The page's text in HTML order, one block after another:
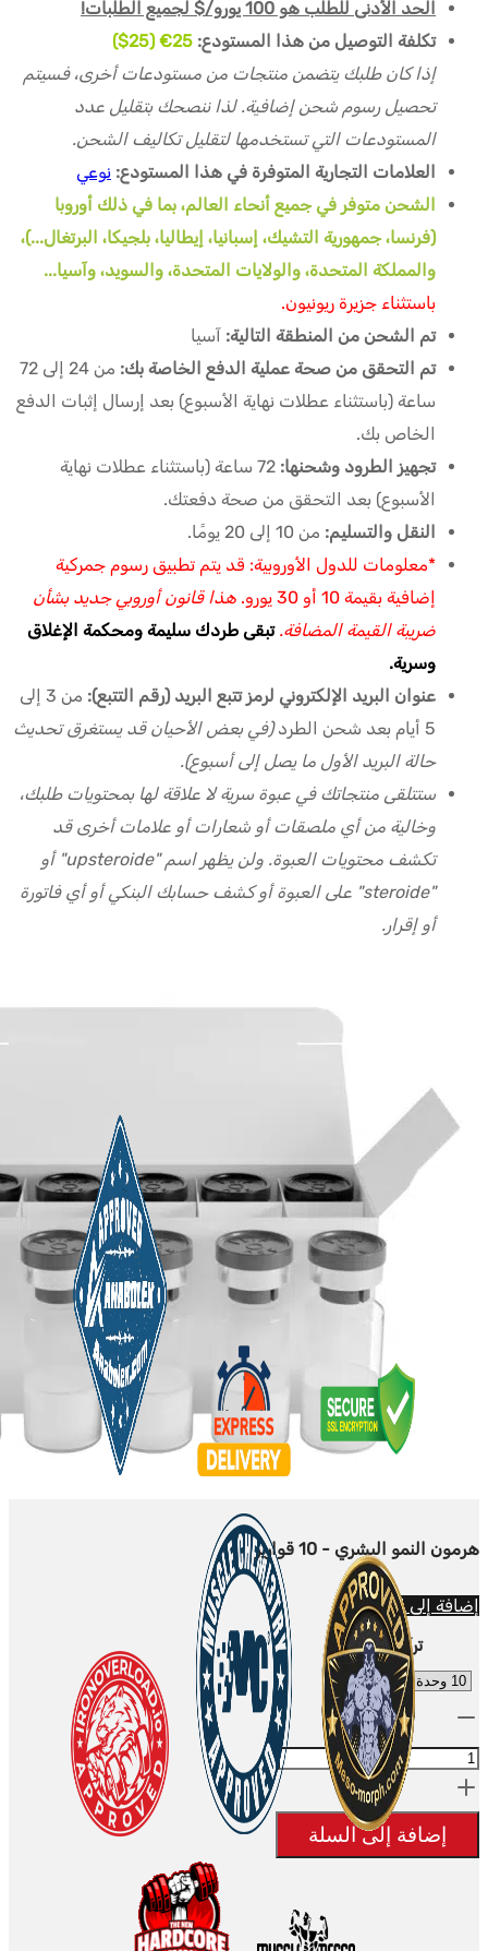
الحد الأدنى للطلب هو 100 يورو/$ لجميع الطلبات!
تكلفة التوصيل من هذا المستودع: 25€ (25$)
إذا كان طلبك يتضمن منتجات من مستودعات أخرى، فسيتم
تحصيل رسوم شحن إضافية. لذا ننصحك بتقليل عدد
المستودعات التي تستخدمها لتقليل تكاليف الشحن.
العلامات التجارية المتوفرة في هذا المستودع: نوعي
الشحن متوفر في جميع أنحاء العالم، بما في ذلك أوروبا
(فرنسا، جمهورية التشيك، إسبانيا، إيطاليا، بلجيكا، البرتغال...)،
والمملكة المتحدة، والولايات المتحدة، والسويد، وآسيا...
باستثناء جزيرة ريونيون.
تم الشحن من المنطقة التالية: آسيا
تم التحقق من صحة عملية الدفع الخاصة بك:
من 24 إلى 72
ساعة (باستثناء عطلات نهاية الأسبوع) بعد إرسال إثبات الدفع
الخاص بك.
تجهيز الطرود وشحنها:
72 ساعة (باستثناء عطلات نهاية
الأسبوع) بعد التحقق من صحة دفعتك.
النقل والتسليم: من 10 إلى 20 يومًا.
*معلومات للدول الأوروبية: قد يتم تطبيق رسوم جمركية
إضافية بقيمة 10 أو 30 يورو.
هذا قانون أوروبي جديد بشأن
ضريبة القيمة المضافة.تبقى طردك سليمة ومحكمة الإغلاق
وسرية.
عنوان البريد الإلكتروني لرمز تتبع البريد (رقم التتبع):
من 3 إلى
5 أيام بعد شحن الطرد
(في بعض الأحيان قد يستغرق تحديث
حالة البريد الأول ما يصل إلى أسبوع).
ستتلقى منتجاتك في عبوة سرية لا علاقة لها بمحتويات طلبك،
وخالية من أي ملصقات أو شعارات أو علامات أخرى قد
تكشف محتويات العبوة. ولن يظهر اسم "upsteroide" أو
"steroide" على العبوة أو كشف حسابك البنكي أو أي فاتورة
أو إقرار.
هرمون النمو البشري - 10 قوارير
إضافة إلى السلة
تركيز
الكمية:
HGH
10
flacons
إضافة إلى السلة